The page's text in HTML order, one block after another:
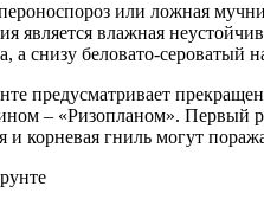
или ложная
является влажная
а снизу беловато-
предусматривает
– «Ризопланом». Первый
корневая гниль могут